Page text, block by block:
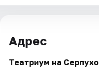
Адрес
Театриум на